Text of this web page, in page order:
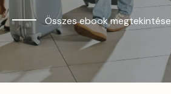
Összes ebook megtekintése